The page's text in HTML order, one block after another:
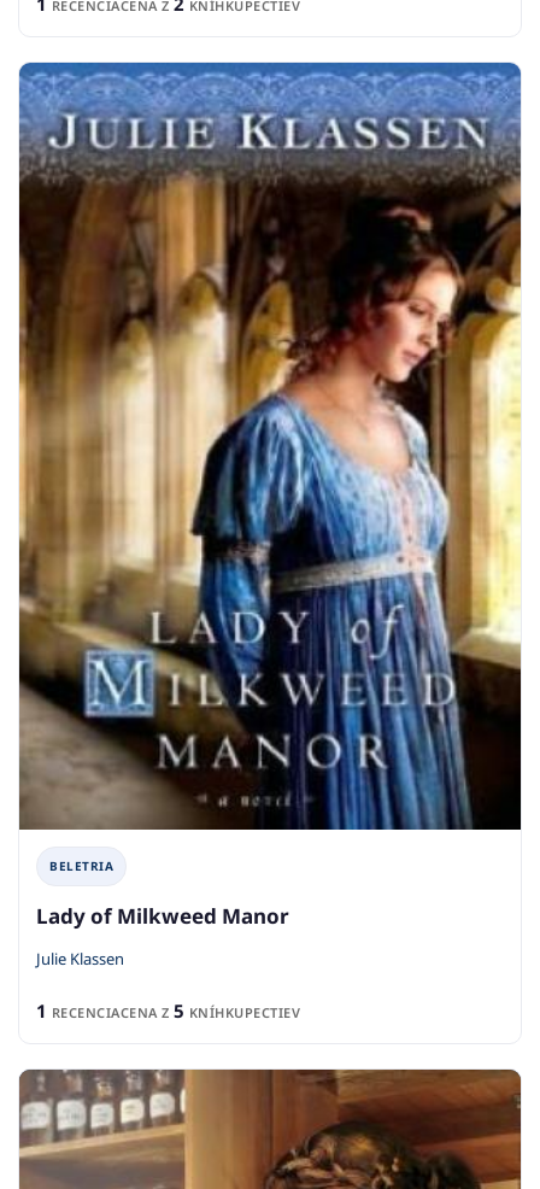
RECENCIACENA Z KNÍHKUPECTIEV
BELETRIA
Lady of Milkweed Manor
Julie Klassen
1 RECENCIACENA Z 5 KNÍHKUPECTIEV